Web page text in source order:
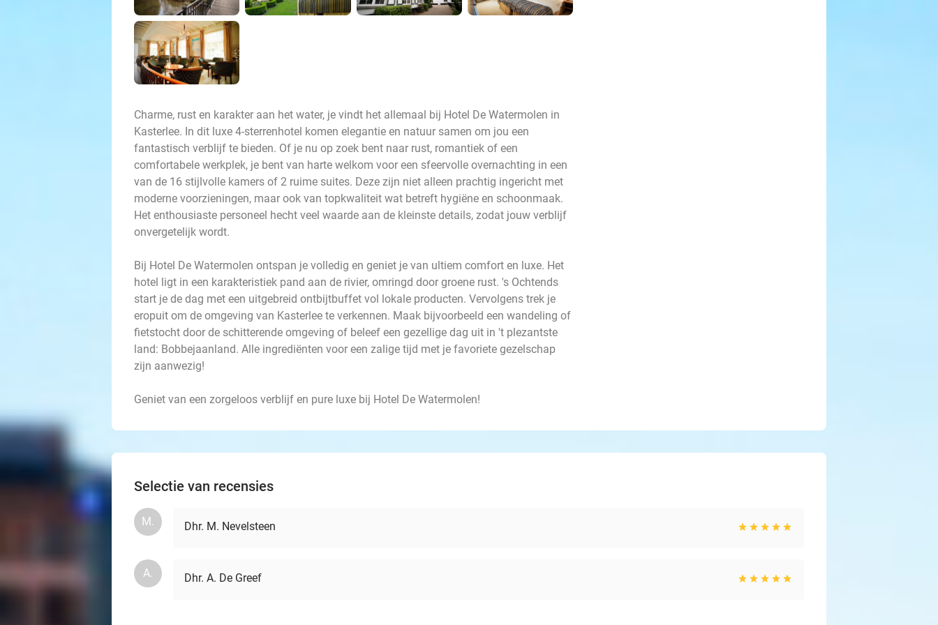
Charme, rust en karakter aan het water, je vindt het allemaal bij Hotel De Watermolen in
Kasterlee. In dit luxe 4-sterrenhotel komen elegantie en natuur samen om jou een
fantastisch verblijf te bieden. Of je nu op zoek bent naar rust, romantiek of een
comfortabele werkplek, je bent van harte welkom voor een sfeervolle overnachting in een
van de 16 stijlvolle kamers of 2 ruime suites. Deze zijn niet alleen prachtig ingericht met
moderne voorzieningen, maar ook van topkwaliteit wat betreft hygiëne en schoonmaak.
Het enthousiaste personeel hecht veel waarde aan de kleinste details, zodat jouw verblijf
onvergetelijk wordt.
Bij Hotel De Watermolen ontspan je volledig en geniet je van ultiem comfort en luxe. Het
hotel ligt in een karakteristiek pand aan de rivier, omringd door groene rust. 's Ochtends
start je de dag met een uitgebreid ontbijtbuffet vol lokale producten. Vervolgens trek je
eropuit om de omgeving van Kasterlee te verkennen. Maak bijvoorbeeld een wandeling of
fietstocht door de schitterende omgeving of beleef een gezellige dag uit in 't plezantste
land: Bobbejaanland. Alle ingrediënten voor een zalige tijd met je favoriete gezelschap
zijn aanwezig!
Geniet van een zorgeloos verblijf en pure luxe bij Hotel De Watermolen!
Selectie van recensies
M. Dhr. M. Nevelsteen
A. Dhr. A. De Greef